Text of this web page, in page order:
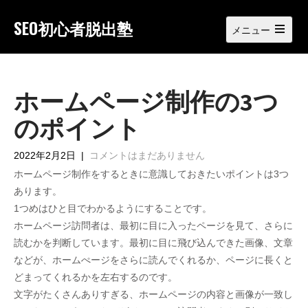
contentSEO初心者脱出塾
メニュー
Open
main
ホームページ制作の3つ
のポイント
2022年2月2日 |
コメントはまだありません
ホームページ制作をするときに意識しておきたいポイントは3つ
あります。
1つめはひと目でわかるようにすることです。
ホームページ訪問者は、最初に目に入ったページを見て、さらに
読むかを判断しています。最初に目に飛び込んできた画像、文章
などが、ホームぺージをさらに読んでくれるか、ページに長くと
どまってくれるかを左右するのです。
文字がたくさんありすぎる、ホームページの内容と画像が一致し